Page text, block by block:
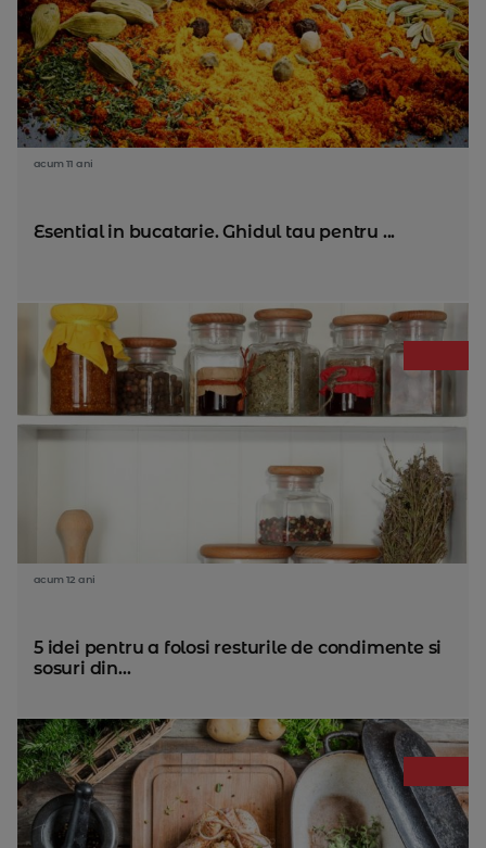
acum 11 ani
Esential in bucatarie. Ghidul tau pentru ...
acum 12 ani
5 idei pentru a folosi resturile de condimente si
sosuri din...